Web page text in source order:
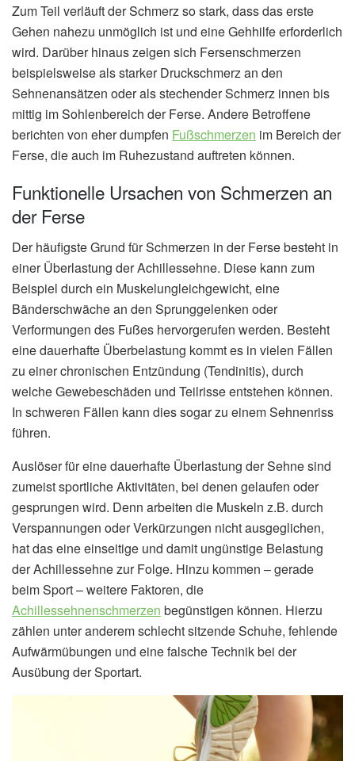
Zum Teil verläuft der Schmerz so stark, dass das erste
Gehen nahezu unmöglich ist und eine Gehhilfe erforderlich
wird. Darüber hinaus zeigen sich Fersenschmerzen
beispielsweise als starker Druckschmerz an den
Sehnenansätzen oder als stechender Schmerz innen bis
mittig im Sohlenbereich der Ferse. Andere Betroffene
berichten von eher dumpfen Fußschmerzen im Bereich der
Ferse, die auch im Ruhezustand auftreten können.
Funktionelle Ursachen von Schmerzen an
der Ferse
Der häufigste Grund für Schmerzen in der Ferse besteht in
einer Überlastung der Achillessehne. Diese kann zum
Beispiel durch ein Muskelungleichgewicht, eine
Bänderschwäche an den Sprunggelenken oder
Verformungen des Fußes hervorgerufen werden. Besteht
eine dauerhafte Überbelastung kommt es in vielen Fällen
zu einer chronischen Entzündung (Tendinitis), durch
welche Gewebeschäden und Teilrisse entstehen können.
In schweren Fällen kann dies sogar zu einem Sehnenriss
führen.
Auslöser für eine dauerhafte Überlastung der Sehne sind
zumeist sportliche Aktivitäten, bei denen gelaufen oder
gesprungen wird. Denn arbeiten die Muskeln z.B. durch
Verspannungen oder Verkürzungen nicht ausgeglichen,
hat das eine einseitige und damit ungünstige Belastung
der Achillessehne zur Folge. Hinzu kommen – gerade
beim Sport – weitere Faktoren, die
Achillessehnenschmerzen begünstigen können. Hierzu
zählen unter anderem schlecht sitzende Schuhe, fehlende
Aufwärmübungen und eine falsche Technik bei der
Ausübung der Sportart.